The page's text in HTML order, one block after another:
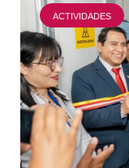
ACTIVIDADES